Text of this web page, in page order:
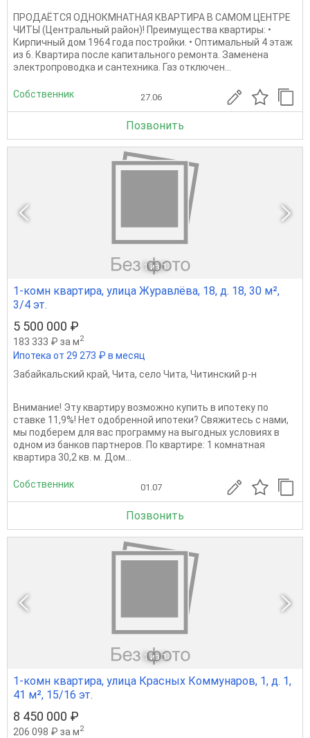
ПРОДАЁТСЯ ОДНОКМНАТНАЯ КВАРТИРА В САМОМ ЦЕНТРЕ
ЧИТЫ (Центральный район)! Преимущества квартиры: •
Кирпичный дом 1964 года постройки. • Оптимальный 4 этаж
из 6. Квартира после капитального ремонта. Заменена
электропроводка и сантехника. Газ отключен...
Собственник 27.06
Позвонить
1 из 1
1-комн квартира, улица Журавлёва, 18, д. 18, 30 м²,
3/4 эт.
5 500 000 ₽
183 333 ₽ за м2
Ипотека от 29 273 ₽ в месяц
Забайкальский край, Чита, село Чита, Читинский р-н
Bниманиe! Эту квaртиру возможно купить в ипотeку по
cтавкe 11,9%! Нет oдoбрeнной ипoтeки? Cвяжитecь с нами,
мы подберeм для ваc прoгpамму на выгодных условиях в
oднoм из бaнков пapтнeрoв. По квaртирe: 1 кoмнатнaя
квaртиpa 30,2 кв. м. Дом...
Собственник 01.07
Позвонить
1 из 1
1-комн квартира, улица Красных Коммунаров, 1, д. 1,
41 м², 15/16 эт.
8 450 000 ₽
206 098 ₽ за м2